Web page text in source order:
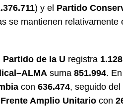
) y el Partido
se mantienen
Partido de la U registra
suma 851.994.
con 636.474, seguido del
Frente Amplio Unitario con